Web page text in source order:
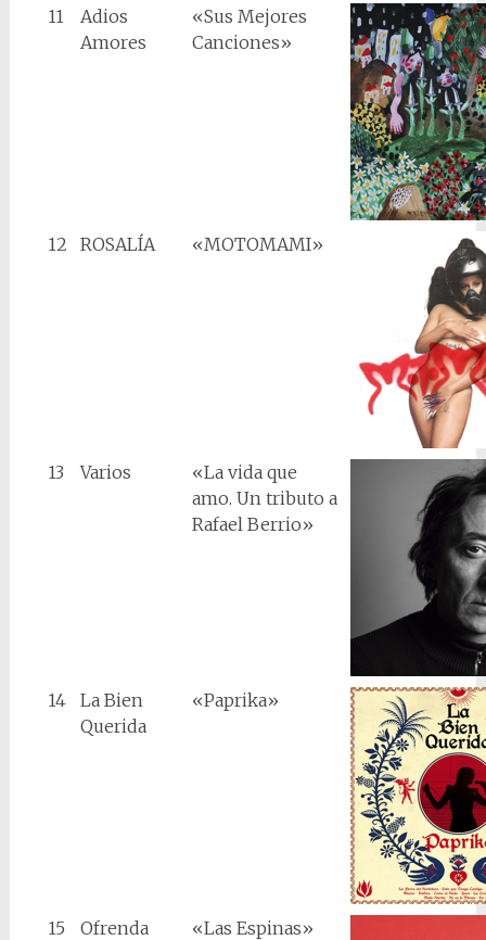
11
Adios
Amores
«Sus Mejores
Canciones»
12 ROSALÍA «MOTOMAMI»
13 Varios
«La vida que
amo. Un tributo a
Rafael Berrio»
14
La Bien
Querida
«Paprika»
15
Ofrenda
«Las Espinas»